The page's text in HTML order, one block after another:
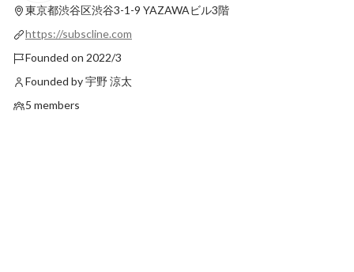
知らない超実践的LINEマーケティング術
ルファネルマーケティング】
Latest
東京都渋谷区渋谷3-1-9 YAZAWAビル3階
https://subscline.com
Founded on 2022/3
Founded by 宇野 涼太
5 members